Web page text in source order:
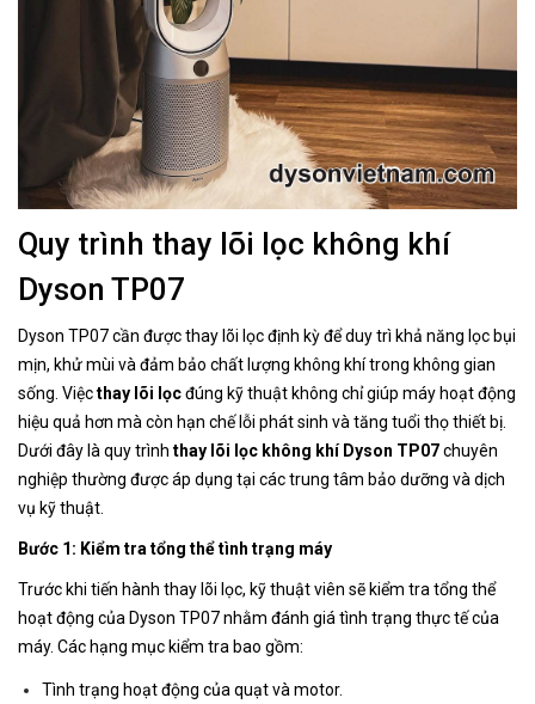
Quy trình thay lõi lọc không khí
Dyson TP07
Dyson TP07 cần được thay lõi lọc định kỳ để duy trì khả năng lọc bụi
mịn, khử mùi và đảm bảo chất lượng không khí trong không gian
sống. Việcthay lõi lọcđúng kỹ thuật không chỉ giúp máy hoạt động
hiệu quả hơn mà còn hạn chế lỗi phát sinh và tăng tuổi thọ thiết bị.
Dưới đây là quy trình thay lõi lọc không khí Dyson TP07chuyên
nghiệp thường được áp dụng tại các trung tâm bảo dưỡng và dịch
vụ kỹ thuật.
Bước 1: Kiểm tra tổng thể tình trạng máy
Trước khi tiến hành thay lõi lọc, kỹ thuật viên sẽ kiểm tra tổng thể
hoạt động của Dyson TP07 nhằm đánh giá tình trạng thực tế của
máy. Các hạng mục kiểm tra bao gồm:
Tình trạng hoạt động của quạt và motor.